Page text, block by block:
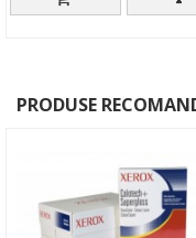
PRODUSE